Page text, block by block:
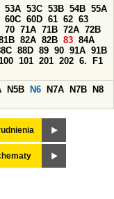
53A 53C 53B 54B 55A
60C 60D 61 62 63
70 71A 71B 72A 72B
82A 82B 83 84A
88D 89 90 91A 91B
101 201 202 6.
F1
N5B N6 N7A N7B
N8